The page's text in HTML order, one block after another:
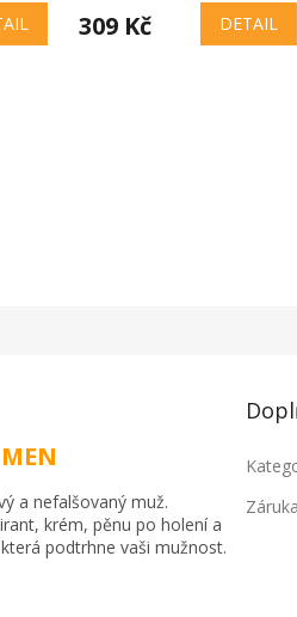
309 Kč DETAIL
a nefalšovaný muž.
krém, pěnu po holení a
podtrhne vaši mužnost.
Záruka